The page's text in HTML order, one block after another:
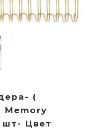
(
Memory
шт- Цвет